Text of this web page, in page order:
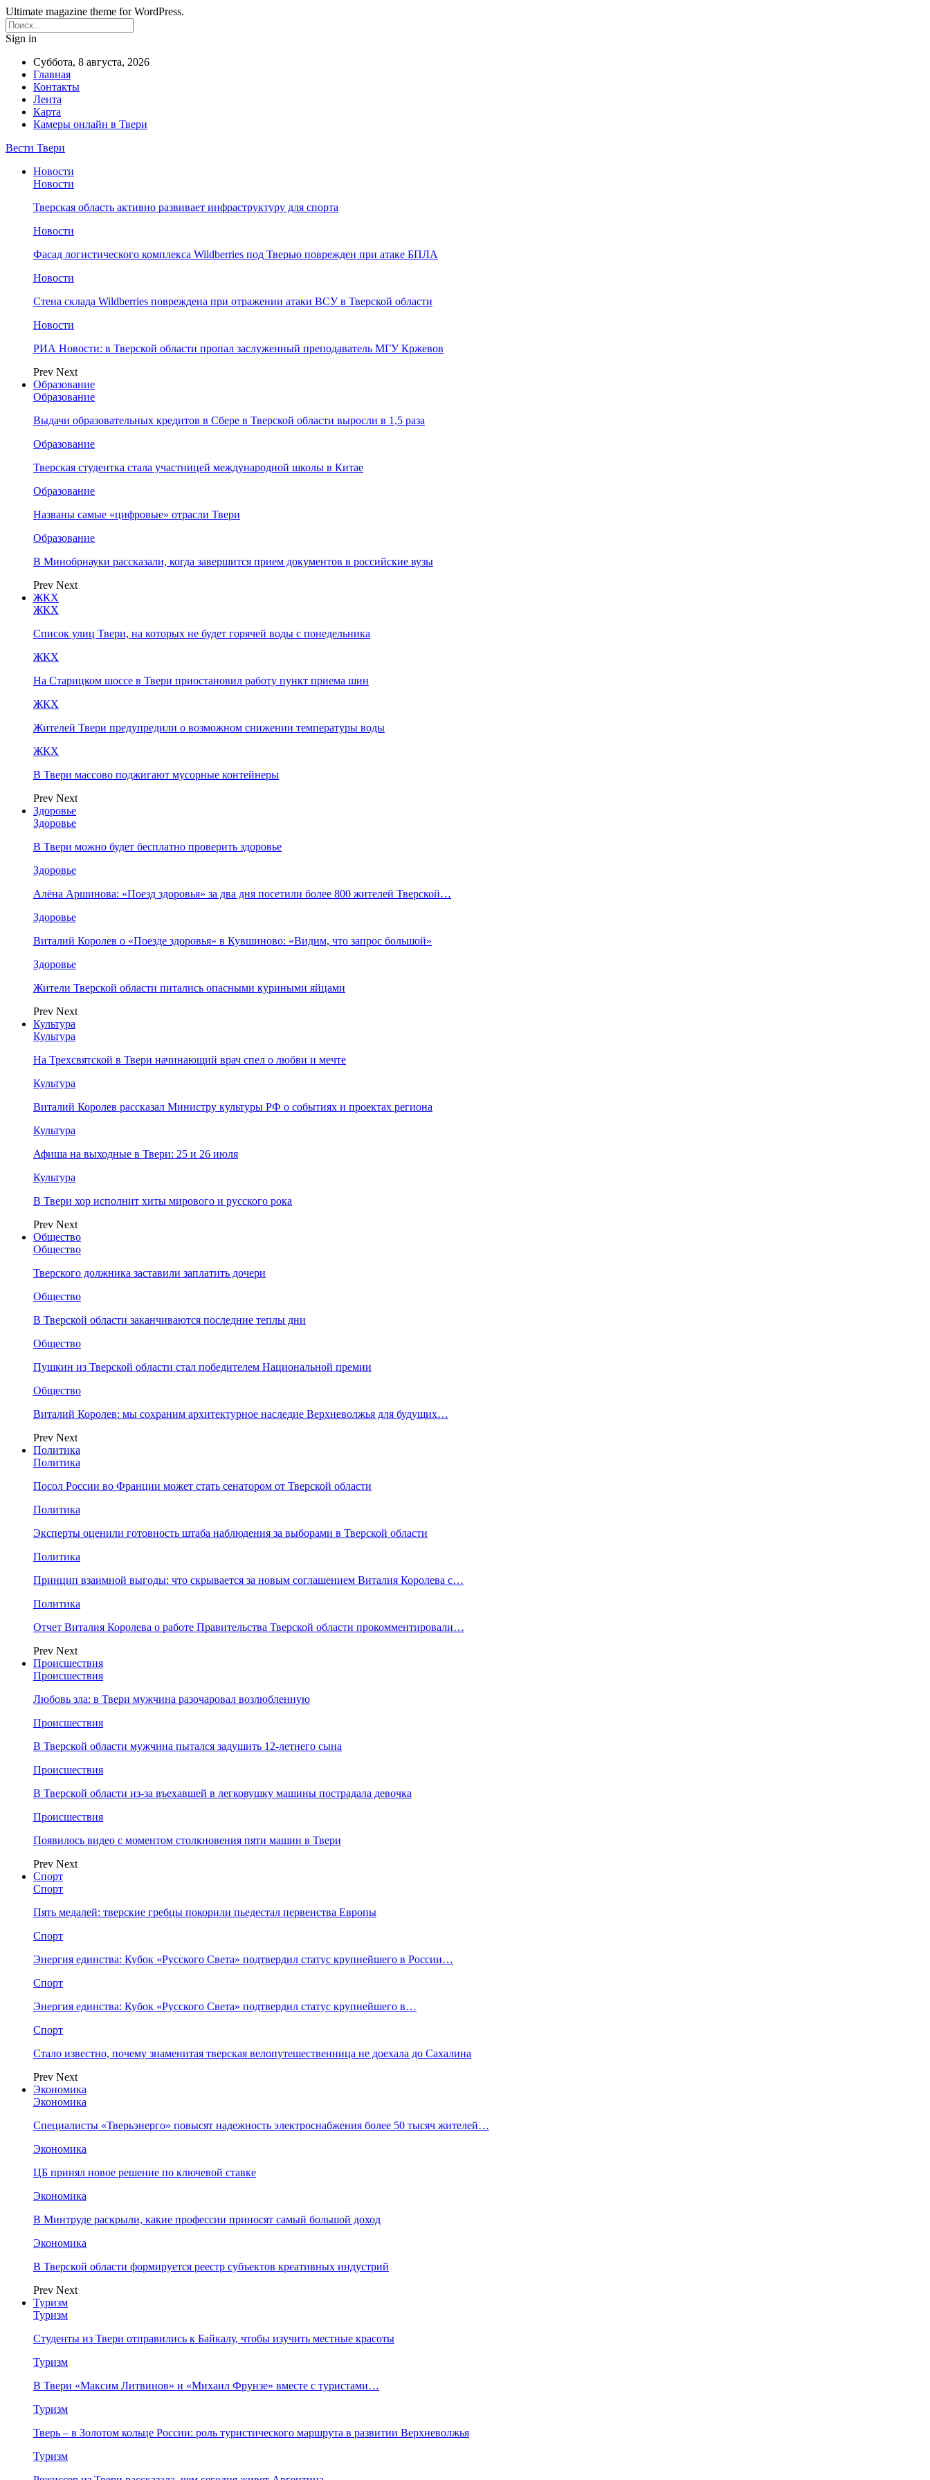
Ultimate magazine theme for WordPress.
Sign in
Суббота, 8 августа, 2026
Главная
Контакты
Лента
Карта
Камеры онлайн в Твери
Вести Твери
Новости
Новости
Тверская область активно развивает инфраструктуру для спорта
Новости
Фасад логистического комплекса Wildberries под Тверью поврежден при атаке БПЛА
Новости
Стена склада Wildberries повреждена при отражении атаки ВСУ в Тверской области
Новости
РИА Новости: в Тверской области пропал заслуженный преподаватель МГУ Кржевов
Prev Next
Образование
Образование
Выдачи образовательных кредитов в Сбере в Тверской области выросли в 1,5 раза
Образование
Тверская студентка стала участницей международной школы в Китае
Образование
Названы самые «цифровые» отрасли Твери
Образование
В Минобрнауки рассказали, когда завершится прием документов в российские вузы
Prev Next
ЖКХ
ЖКХ
Список улиц Твери, на которых не будет горячей воды с понедельника
ЖКХ
На Старицком шоссе в Твери приостановил работу пункт приема шин
ЖКХ
Жителей Твери предупредили о возможном снижении температуры воды
ЖКХ
В Твери массово поджигают мусорные контейнеры
Prev Next
Здоровье
Здоровье
В Твери можно будет бесплатно проверить здоровье
Здоровье
Алёна Аршинова: «Поезд здоровья» за два дня посетили более 800 жителей Тверской…
Здоровье
Виталий Королев о «Поезде здоровья» в Кувшиново: «Видим, что запрос большой»
Здоровье
Жители Тверской области питались опасными куриными яйцами
Prev Next
Культура
Культура
На Трехсвятской в Твери начинающий врач спел о любви и мечте
Культура
Виталий Королев рассказал Министру культуры РФ о событиях и проектах региона
Культура
Афиша на выходные в Твери: 25 и 26 июля
Культура
В Твери хор исполнит хиты мирового и русского рока
Prev Next
Общество
Общество
Тверского должника заставили заплатить дочери
Общество
В Тверской области заканчиваются последние теплы дни
Общество
Пушкин из Тверской области стал победителем Национальной премии
Общество
Виталий Королев: мы сохраним архитектурное наследие Верхневолжья для будущих…
Prev Next
Политика
Политика
Посол России во Франции может стать сенатором от Тверской области
Политика
Эксперты оценили готовность штаба наблюдения за выборами в Тверской области
Политика
Принцип взаимной выгоды: что скрывается за новым соглашением Виталия Королева с…
Политика
Отчет Виталия Королева о работе Правительства Тверской области прокомментировали…
Prev Next
Происшествия
Происшествия
Любовь зла: в Твери мужчина разочаровал возлюбленную
Происшествия
В Тверской области мужчина пытался задушить 12-летнего сына
Происшествия
В Тверской области из-за въехавшей в легковушку машины пострадала девочка
Происшествия
Появилось видео с моментом столкновения пяти машин в Твери
Prev Next
Спорт
Спорт
Пять медалей: тверские гребцы покорили пьедестал первенства Европы
Спорт
Энергия единства: Кубок «Русского Света» подтвердил статус крупнейшего в России…
Спорт
Энергия единства: Кубок «Русского Света» подтвердил статус крупнейшего в…
Спорт
Стало известно, почему знаменитая тверская велопутешественница не доехала до Сахалина
Prev Next
Экономика
Экономика
Специалисты «Тверьэнерго» повысят надежность электроснабжения более 50 тысяч жителей…
Экономика
ЦБ принял новое решение по ключевой ставке
Экономика
В Минтруде раскрыли, какие профессии приносят самый большой доход
Экономика
В Тверской области формируется реестр субъектов креативных индустрий
Prev Next
Туризм
Туризм
Студенты из Твери отправились к Байкалу, чтобы изучить местные красоты
Туризм
В Твери «Максим Литвинов» и «Михаил Фрунзе» вместе с туристами…
Туризм
Тверь – в Золотом кольце России: роль туристического маршрута в развитии Верхневолжья
Туризм